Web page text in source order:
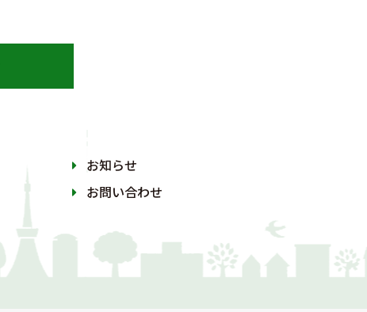
お知らせ
お問い合わせ